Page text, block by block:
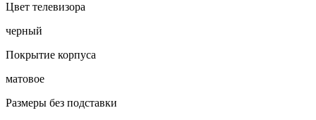
Цвет телевизора
черный
Покрытие корпуса
матовое
Размеры без подставки